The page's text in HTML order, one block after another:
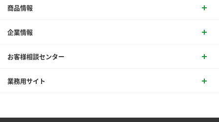
商品情報
企業情報
お客様相談センター
業務用サイト